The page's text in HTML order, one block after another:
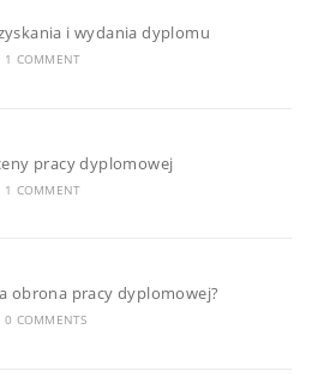
i wydania dyplomu
1 COMMENT
pracy dyplomowej
1 COMMENT
obrona pracy dyplomowej?
0 COMMENTS